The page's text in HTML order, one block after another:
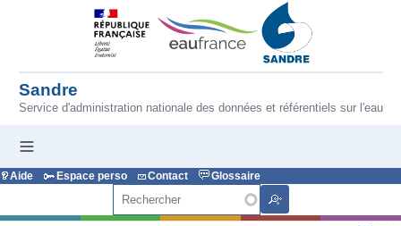
Aller au contenu principal
Sandre
Service d'administration nationale des données et référentiels sur l'eau
Aide Espace perso Contact
Glossaire